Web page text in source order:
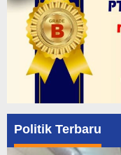
Politik Terbaru